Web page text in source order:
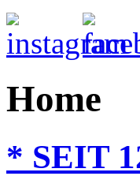
Home
* SEIT